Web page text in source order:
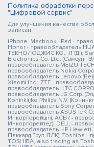
Политика обработки
"Цифровой сервис"
Для улучшения качества
записан
iPhone, Macbook, iPad -
Honor - правообладатель
ТЕКНОЛОДЖИС КО., ЛТД.);
Electronics Co. Ltd. (Самсунг
правообладатель MEIZU
правообладатель Nokia
правообладатель Lenovo
Xiaomi Inc.; ZTE -
правообладатель HTC
правообладатель LG Corp.
Koninklijke Philips N.V.
правообладатель Sony
правообладатель ASUSTeK
Инкорпорейшн); ACER -
Инкорпорейтед); DELL -
правообладатель HP
Паккард Груп ЛЛК); Toshiba -
TOSHIBA, also trading as